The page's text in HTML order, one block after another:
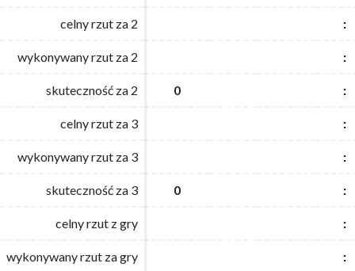
celny rzut za 2 :
wykonywany rzut za 2 :
skuteczność za 2 0 :
celny rzut za 3 :
wykonywany rzut za 3 :
skuteczność za 3 0 :
celny rzut z gry :
wykonywany rzut za gry :
celny rzut za 2 :
wykonywany rzut za 2 :
skuteczność za 2 0 :
celny rzut za 3 :
wykonywany rzut za 3 :
skuteczność za 3 0 :
celny rzut z gry :
wykonywany rzut za gry :